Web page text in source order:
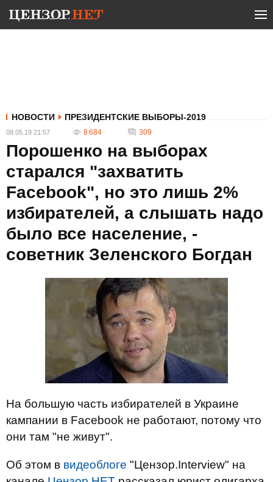
НОВОСТИ ПРЕЗИДЕНТСКИЕ ВЫБОРЫ-2019
08.05.19 21:57 8 684 309
Порошенко на выборах
старался "захватить
Facebook", но это лишь 2%
избирателей, а слышать надо
было все население, -
советник Зеленского Богдан
На большую часть избирателей в Украине
кампании в Facebook не работают, потому что
они там "не живут".
Об этом в видеоблоге "Цензор.Interview" на